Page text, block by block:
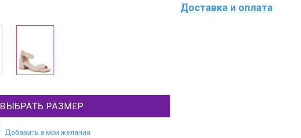
ВЫБРАТЬ РАЗМЕР
Добавить в мои желания
Доставка и оплата